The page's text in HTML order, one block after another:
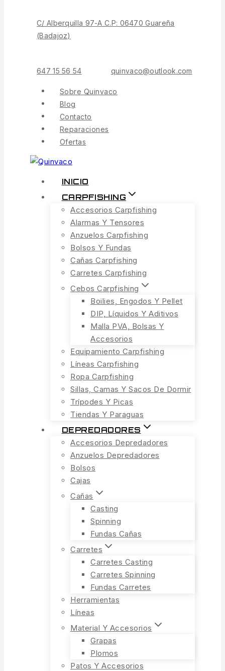
C/ Alberquilla 97-A C.P: 06470 Guareña
(Badajoz)
647 15 56 54 quinvaco@outlook.com
Sobre Quinvaco
Blog
Contacto
Reparaciones
Ofertas
INICIO
CARPFISHING
Accesorios Carpfishing
Alarmas Y Tensores
Anzuelos Carpfishing
Bolsos Y Fundas
Cañas Carpfishing
Carretes Carpfishing
Cebos Carpfishing
Boilies, Engodos Y Pellet
DIP, Líquidos Y Aditivos
Malla PVA, Bolsas Y
Accesorios
Equipamiento Carpfishing
Líneas Carpfishing
Ropa Carpfishing
Sillas, Camas Y Sacos De Dormir
Trípodes Y Picas
Tiendas Y Paraguas
DEPREDADORES
Accesorios Depredadores
Anzuelos Depredadores
Bolsos
Cajas
Cañas
Casting
Spinning
Fundas Cañas
Carretes
Carretes Casting
Carretes Spinning
Fundas Carretes
Herramientas
Líneas
Material Y Accesorios
Grapas
Plomos
Patos Y Accesorios